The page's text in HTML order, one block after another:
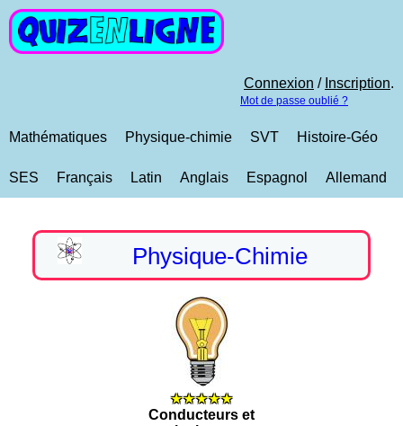
Connexion / Inscription.
Mot de passe oublié ?
Mathématiques Physique-chimie SVT Histoire-Géo
SES Français Latin Anglais Espagnol Allemand
Physique-Chimie
★★★★★
Conducteurs et